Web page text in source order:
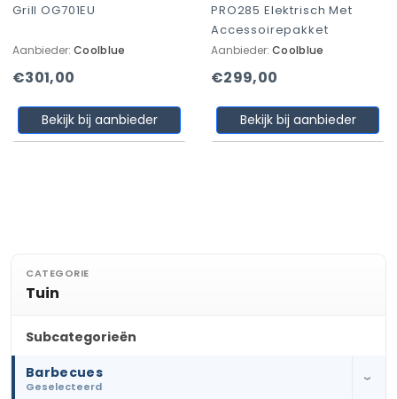
Grill OG701EU
Aanbieder: Coolblue
€301,00
Bekijk bij aanbieder
PRO285 Elektrisch Met
Accessoirepakket
Aanbieder: Coolblue
€299,00
Bekijk bij aanbieder
CATEGORIE
Tuin
Subcategorieën
Barbecues
Geselecteerd
›